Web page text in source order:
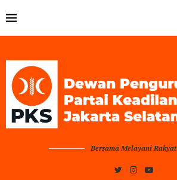
Bersama Melayani Rakyat